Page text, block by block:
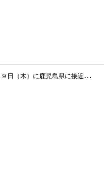
ション «
台風10号が令和６年８月２９日（木）に鹿児島県に接近する予報が発表されております。